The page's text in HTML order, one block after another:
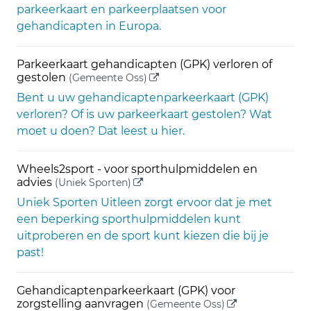
parkeerkaart en parkeerplaatsen voor
gehandicapten in Europa.
Parkeerkaart gehandicapten (GPK) verloren of
gestolen (Gemeente Oss) (externe link)
Bent u uw gehandicaptenparkeerkaart (GPK)
verloren? Of is uw parkeerkaart gestolen? Wat
moet u doen? Dat leest u hier.
Wheels2sport - voor sporthulpmiddelen en
advies (Uniek Sporten) (externe link)
Uniek Sporten Uitleen zorgt ervoor dat je met
een beperking sporthulpmiddelen kunt
uitproberen en de sport kunt kiezen die bij je
past!
Gehandicaptenparkeerkaart (GPK) voor
zorgstelling aanvragen (Gemeente Oss) (externe link)